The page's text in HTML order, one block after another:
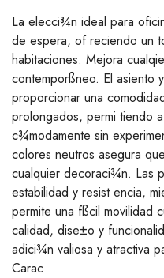
La elecci¾n ideal para
de espera, of reciendo un
habitaciones. Mejora
contemporßneo. El asiento
proporcionar una
prolongados, permi tiendo
c¾modamente sin
colores neutros asegura
cualquier decoraci¾n. Las
estabilidad y resist encia,
permite una fßcil movilidad
calidad, dise±o y
adici¾n valiosa y atractiva
Carac